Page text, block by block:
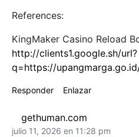
References:
KingMaker Casino Reload
http://clients1.google.sh/url?
q=https://
Responder Enlazar
gethuman.com
julio 11, 2026 en 11:28 pm